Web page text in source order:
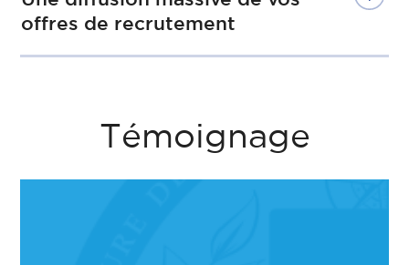
offres de recrutement
Témoignage